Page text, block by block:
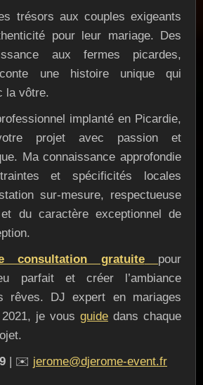
trésors aux couples exigeants
pour leur mariage. Des
aux fermes picardes,
une histoire unique qui
la vôtre.
implanté en Picardie,
votre projet avec passion et
Ma connaissance approfondie
et spécificités locales
sur-mesure, respectueuse
du caractère exceptionnel de
consultation gratuite
pour
parfait et créer l’ambiance
rêves. DJ expert en mariages
je vous guide dans chaque
| ✉️ jerome@djerome-event.fr